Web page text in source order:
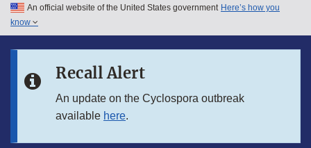
Skip to main content
Skip to in this section menu
An official website of the United States government Here’s how you
know
Recall Alert
An update on the Cyclospora outbreak
available here.